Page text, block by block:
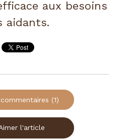
aux besoins
aidants.
(1)
l'article